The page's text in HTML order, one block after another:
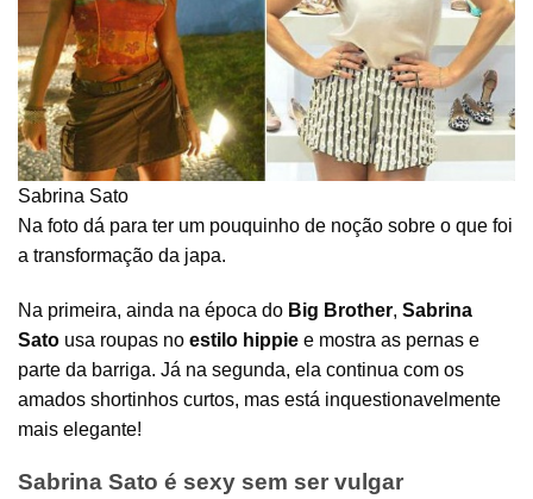
Sabrina Sato
Na foto dá para ter um pouquinho de noção sobre o que foi
a transformação da japa.
Na primeira, ainda na época do Big Brother, Sabrina
Sato usa roupas no estilo hippie e mostra as pernas e
parte da barriga. Já na segunda, ela continua com os
amados shortinhos curtos, mas está inquestionavelmente
mais elegante!
Sabrina Sato é sexy sem ser vulgar